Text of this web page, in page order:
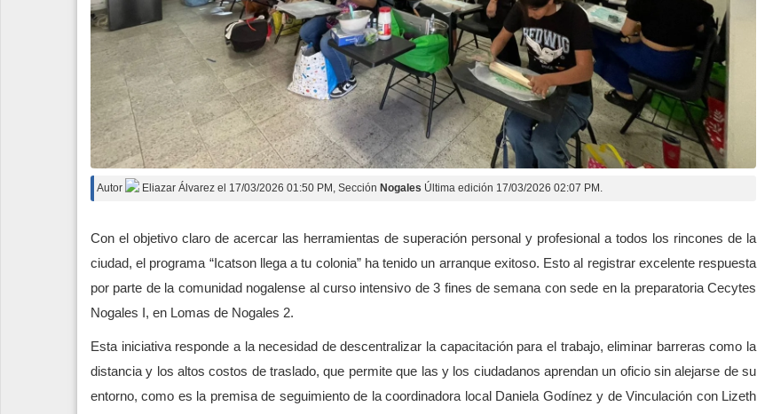
Autor Eliazar Álvarez el 17/03/2026 01:50 PM , Sección Nogales Última edición 17/03/2026 02:07 PM.
Con el objetivo claro de acercar las herramientas de superación personal y profesional a todos los rincones de la
ciudad, el programa “Icatson llega a tu colonia” ha tenido un arranque exitoso. Esto al registrar excelente respuesta
por parte de la comunidad nogalense al curso intensivo de 3 fines de semana con sede en la preparatoria Cecytes
Nogales I, en Lomas de Nogales 2.
Esta iniciativa responde a la necesidad de descentralizar la capacitación para el trabajo, eliminar barreras como la
distancia y los altos costos de traslado, que permite que las y los ciudadanos aprendan un oficio sin alejarse de su
entorno, como es la premisa de seguimiento de la coordinadora local Daniela Godínez y de Vinculación con Lizeth